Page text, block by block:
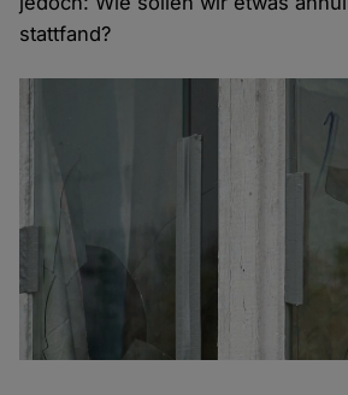
stattfand?